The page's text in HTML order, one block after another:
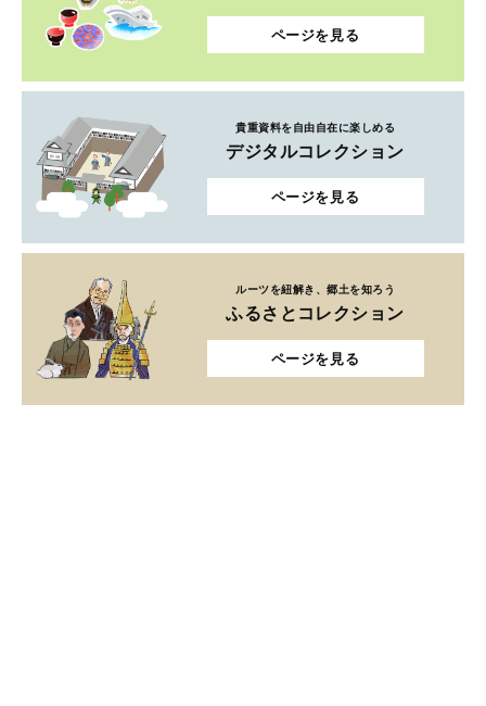
ページを見る
貴重資料を自由自在に楽しめる
デジタルコレクション
ページを見る
ルーツを紐解き、郷土を知ろう
ふるさとコレクション
ページを見る